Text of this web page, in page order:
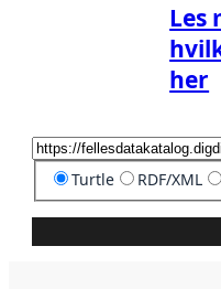
Les
her
Turtle RDF/XML